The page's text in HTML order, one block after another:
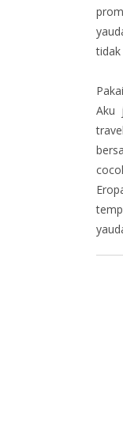
tidak
Aku